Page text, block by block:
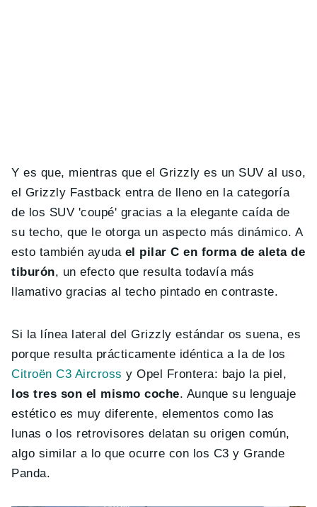
Y es que, mientras que el Grizzly es un SUV al uso,
el Grizzly Fastback entra de lleno en la categoría
de los SUV 'coupé' gracias a la elegante caída de
su techo, que le otorga un aspecto más dinámico. A
esto también ayuda el pilar C en forma de aleta de
tiburón, un efecto que resulta todavía más
llamativo gracias al techo pintado en contraste.
Si la línea lateral del Grizzly estándar os suena, es
porque resulta prácticamente idéntica a la de los
Citroën C3 Aircrossy Opel Frontera: bajo la piel,
los tres son el mismo coche. Aunque su lenguaje
estético es muy diferente, elementos como las
lunas o los retrovisores delatan su origen común,
algo similar a lo que ocurre con los C3 y Grande
Panda.